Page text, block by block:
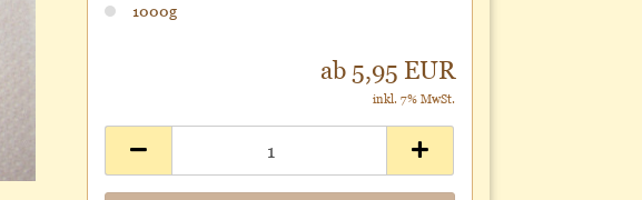
1000g
ab 5,95 EUR
inkl. 7% MwSt.